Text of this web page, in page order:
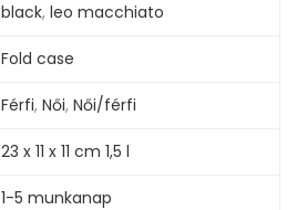
black, leo macchiato
Fold case
Férfi, Női, Női/férfi
23 x 11 x 11 cm 1,5 l
1-5 munkanap